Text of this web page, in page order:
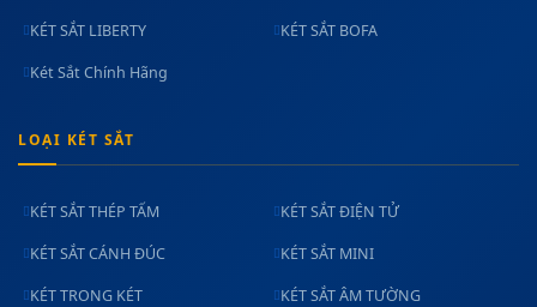
KÉT SẮT LIBERTY KÉT SẮT BOFA
Két Sắt Chính Hãng
LOẠI KÉT SẮT
KÉT SẮT THÉP TẤM KÉT SẮT ĐIỆN TỬ
KÉT SẮT CÁNH ĐÚC KÉT SẮT MINI
KÉT TRONG KÉT KÉT SẮT ÂM TƯỜNG